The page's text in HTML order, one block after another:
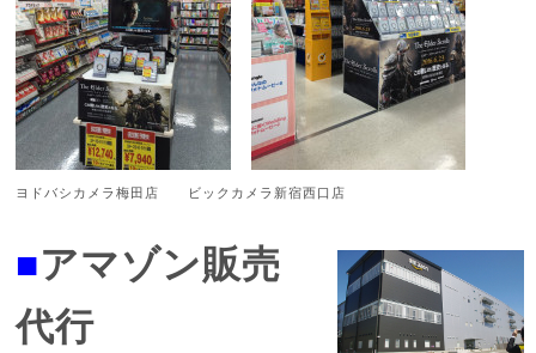
ヨドバシカメラ梅田店 ビックカメラ新宿西口店
■アマゾン販売
代行